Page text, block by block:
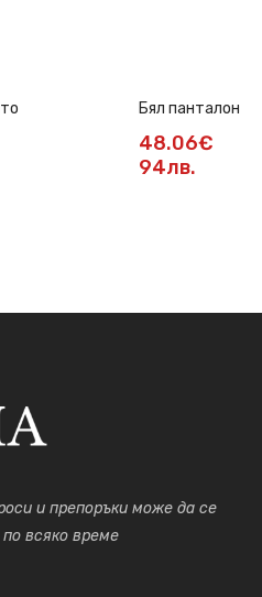
Бял панталон
48.06€
94лв.
и препоръки може да се
всяко време